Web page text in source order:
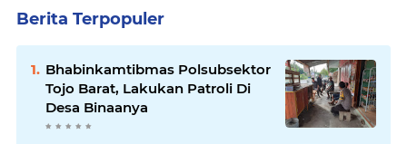
Berita Terpopuler
Bhabinkamtibmas Polsubsektor
Tojo Barat, Lakukan Patroli Di
Desa Binaanya